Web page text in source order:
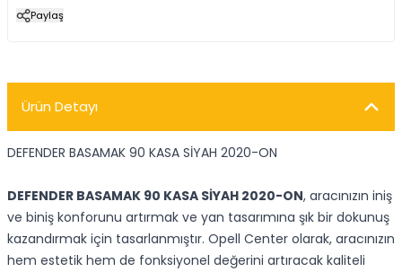
Paylaş
Ürün Detayı
DEFENDER BASAMAK 90 KASA SİYAH 2020-ON
DEFENDER BASAMAK 90 KASA SİYAH 2020-ON, aracınızın iniş
ve biniş konforunu artırmak ve yan tasarımına şık bir dokunuş
kazandırmak için tasarlanmıştır. Opell Center olarak, aracınızın
hem estetik hem de fonksiyonel değerini artıracak kaliteli